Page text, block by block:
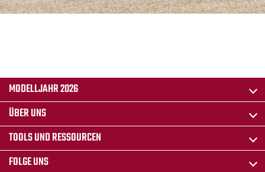
MODELLJAHR 2026
ÜBER UNS
TOOLS UND RESSOURCEN
FOLGE UNS